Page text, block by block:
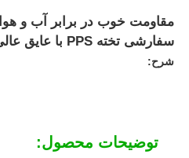
مقاومت خوب در برابر آب و
سفارشی تخته PPS با عایق عالی و استحکام مکانیکی
شرح:
توضیحات محصول: